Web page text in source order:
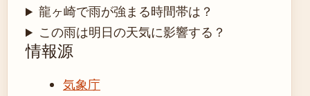
龍ヶ崎で雨が強まる時間帯は？
この雨は明日の天気に影響する？
情報源
気象庁